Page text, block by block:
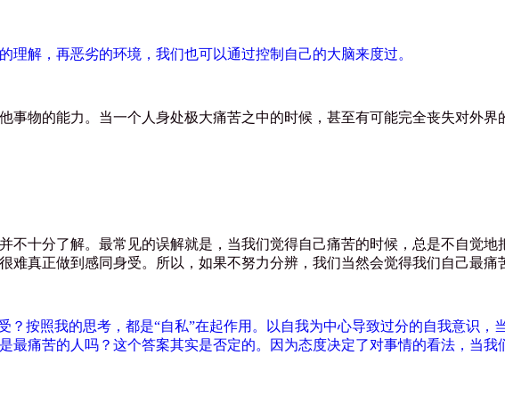
理解，再恶劣的环境，我们也可以通过控制自己的大脑来度过。
事物的能力。当一个人身处极大痛苦之中的时候，甚至有可能完全丧失对外界
不十分了解。最常见的误解就是，当我们觉得自己痛苦的时候，总是不自觉
难真正做到感同身受。所以，如果不努力分辨，我们当然会觉得我们自己最痛
？按照我的思考，都是“自私”在起作用。以自我为中心导致过分的自我意识，
最痛苦的人吗？这个答案其实是否定的。因为态度决定了对事情的看法，当